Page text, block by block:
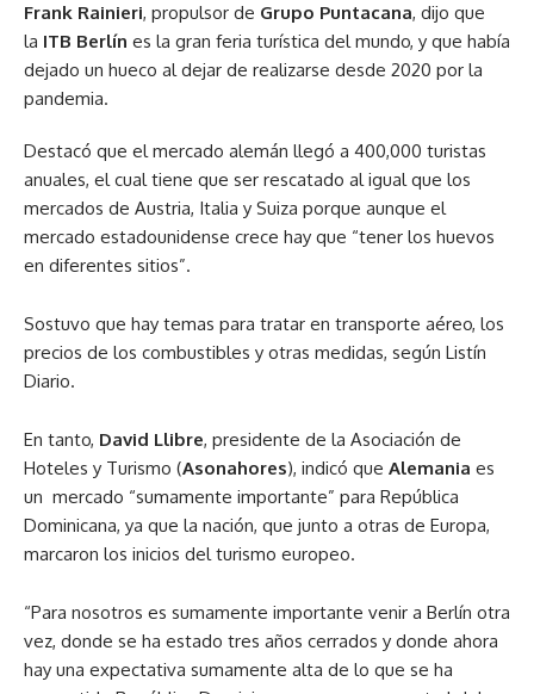
Frank Rainieri, propulsor de Grupo Puntacana, dijo que
la ITB Berlín es la gran feria turística del mundo, y que había
dejado un hueco al dejar de realizarse desde 2020 por la
pandemia.
Destacó que el mercado alemán llegó a 400,000 turistas
anuales, el cual tiene que ser rescatado al igual que los
mercados de Austria, Italia y Suiza porque aunque el
mercado estadounidense crece hay que “tener los huevos
en diferentes sitios”.
Sostuvo que hay temas para tratar en transporte aéreo, los
precios de los combustibles y otras medidas, según Listín
Diario.
En tanto, David Llibre, presidente de la Asociación de
Hoteles y Turismo (Asonahores), indicó que Alemania es
un mercado “sumamente importante” para República
Dominicana, ya que la nación, que junto a otras de Europa,
marcaron los inicios del turismo europeo.
“Para nosotros es sumamente importante venir a Berlín otra
vez, donde se ha estado tres años cerrados y donde ahora
hay una expectativa sumamente alta de lo que se ha